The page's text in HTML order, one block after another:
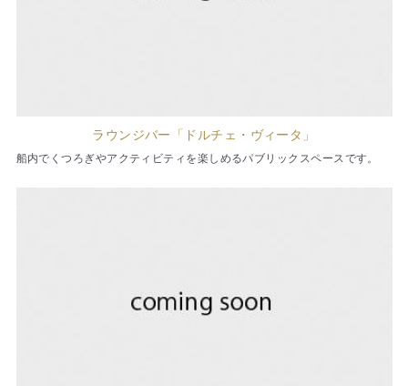
ラウンジバー「ドルチェ・ヴィータ」
船内でくつろぎやアクティビティを楽しめるパブリックスペースです。